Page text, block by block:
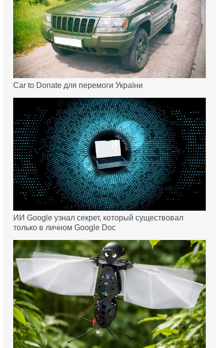
Car to Donate для перемоги України
ИИ Google узнал секрет, который существовал
только в личном Google Doc